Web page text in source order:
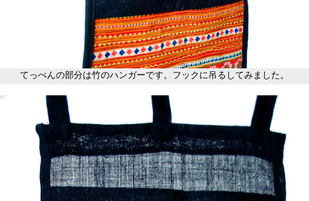
てっぺんの部分は竹のハンガーです。フックに吊るしてみました。